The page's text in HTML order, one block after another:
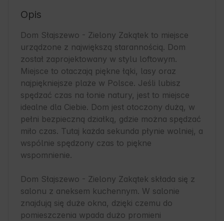
Opis
Dom Słajszewo - Zielony Zakątek to miejsce
urządzone z największą starannością. Dom
został zaprojektowany w stylu loftowym.
Miejsce to otaczają piękne łąki, lasy oraz
najpiękniejsze plaże w Polsce. Jeśli lubisz
spędzać czas na łonie natury, jest to miejsce
idealne dla Ciebie. Dom jest otoczony dużą, w
pełni bezpieczną działką, gdzie można spędzać
miło czas. Tutaj każda sekunda płynie wolniej, a
wspólnie spędzony czas to piękne
wspomnienie.
Dom Słajszewo - Zielony Zakątek składa się z
salonu z aneksem kuchennym. W salonie
znajdują się duże okna, dzięki czemu do
pomieszczenia wpada dużo promieni